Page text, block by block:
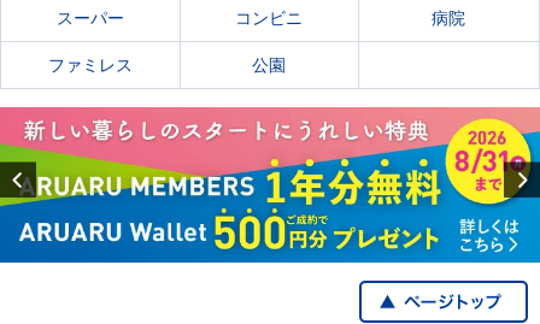
スーパー コンビニ 病院
ファミレス 公園
Previous